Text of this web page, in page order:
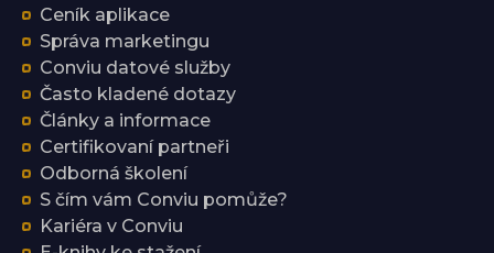
Ceník aplikace
Správa marketingu
Conviu datové služby
Často kladené dotazy
Články a informace
Certifikovaní partneři
Odborná školení
S čím vám Conviu pomůže?
Kariéra v Conviu